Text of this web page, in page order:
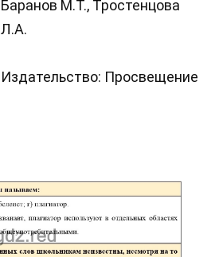
Баранов М.Т., Тростенцова
Л.А.
Издательство: Просвещение